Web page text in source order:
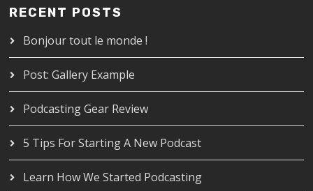
RECENT POSTS
Bonjour tout le monde !
Post: Gallery Example
Podcasting Gear Review
5 Tips For Starting A New Podcast
Learn How We Started Podcasting